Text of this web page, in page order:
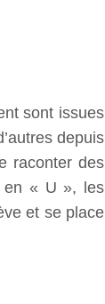
sont issues
depuis
raconter des
en « U », les
et se place